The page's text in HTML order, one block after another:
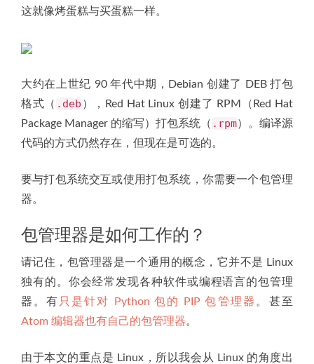
这就像烤蛋糕与买蛋糕一样。
大约在上世纪 90 年代中期，Debian 创建了 DEB 打包
格式（ .deb ），Red Hat Linux 创建了 RPM（Red Hat
Package Manager 的缩写）打包系统（ .rpm）。编译源
代码的方式仍然存在，但现在是可选的。
要与打包系统交互或使用打包系统，你需要一个包管理
器。
包管理器是如何工作的？
请记住，包管理器是一个通用的概念，它并不是 Linux
独有的。你会经常发现各种软件或编程语言的包管理
器。有 只是针对 Python 包的 PIP 包管理器 。甚至
Atom 编辑器也有自己的包管理器。
由于本文的重点是 Linux，所以我会从 Linux 的角度出